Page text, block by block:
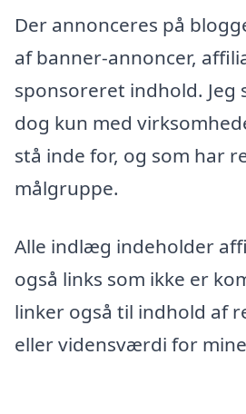
Der annonceres på
af banner-annoncer,
sponsoreret indhold. Jeg
dog kun med
stå inde for, og som har
målgruppe.
Alle indlæg indeholder
også links som ikke er
linker også til indhold af
eller vidensværdi for